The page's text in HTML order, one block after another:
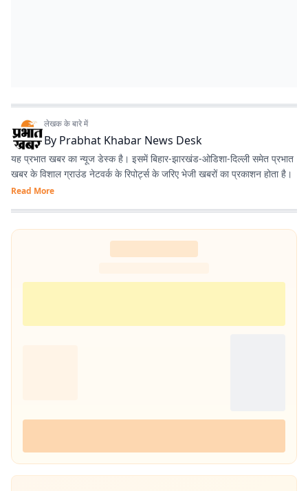
लेखक के बारे में
By Prabhat Khabar News Desk
यह प्रभात खबर का न्यूज डेस्क है। इसमें बिहार-झारखंड-ओडिशा-दिल्‍ली समेत प्रभात
खबर के विशाल ग्राउंड नेटवर्क के रिपोर्ट्स के जरिए भेजी खबरों का प्रकाशन होता है।
Read More